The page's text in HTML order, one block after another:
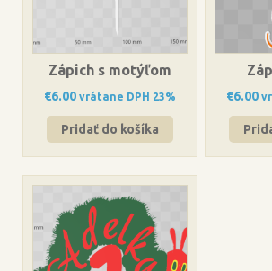
Zápich s motýľom
€6.00 vrátane DPH 23%
Pridať do košíka
€6.00